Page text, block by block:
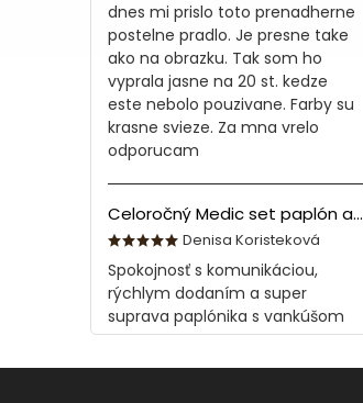
dnes mi prislo toto prenadherne
postelne pradlo. Je presne take
ako na obrazku. Tak som ho
vyprala jasne na 20 st. kedze
este nebolo pouzivane. Farby su
krasne svieze. Za mna vrelo
odporucam
Celoročný Medic set paplón a vankúš z bavlny
Denisa Koristeková
Spokojnosť s komunikáciou,
rýchlym dodaním a super
suprava paplónika s vankúšom